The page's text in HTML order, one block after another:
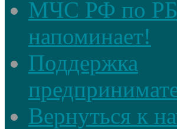
МЧС РФ по РБ
напоминает!
Поддержка
Вернуться к